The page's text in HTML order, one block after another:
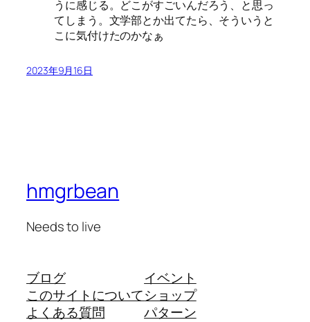
うに感じる。どこがすごいんだろう、と思っ
てしまう。文学部とか出てたら、そういうと
こに気付けたのかなぁ
2023年9月16日
hmgrbean
Needs to live
ブログ
このサイトについて
よくある質問
イベント
ショップ
パターン